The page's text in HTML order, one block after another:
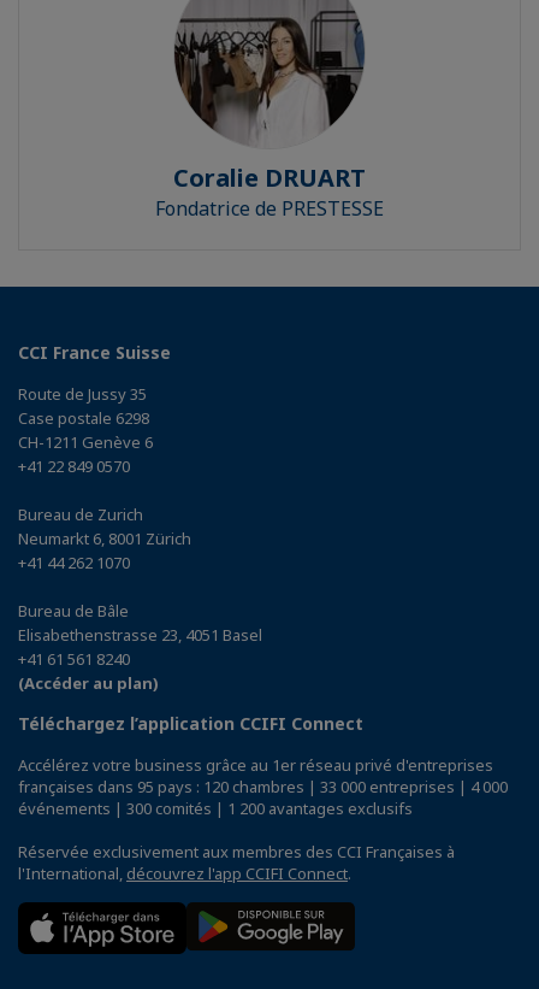
Coralie DRUART
Fondatrice de PRESTESSE
CCI France Suisse
Route de Jussy 35
Case postale 6298
CH-1211 Genève 6
+41 22 849 0570
Bureau de Zurich
Neumarkt 6, 8001 Zürich
+41 44 262 1070
Bureau de Bâle
Elisabethenstrasse 23, 4051 Basel
+41 61 561 8240
(Accéder au plan)
Téléchargez l’application CCIFI Connect
Accélérez votre business grâce au 1er réseau privé d'entreprises
françaises dans 95 pays : 120 chambres | 33 000 entreprises | 4 000
événements | 300 comités | 1 200 avantages exclusifs
Réservée exclusivement aux membres des CCI Françaises à
l'International, découvrez l'app CCIFI Connect.